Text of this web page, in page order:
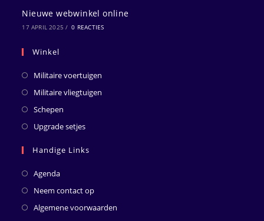
Nieuwe webwinkel online
17 APRIL 2025 / 0 REACTIES
Winkel
Militaire voertuigen
Militaire vliegtuigen
Schepen
Upgrade setjes
Handige Links
Agenda
Neem contact op
Algemene voorwaarden